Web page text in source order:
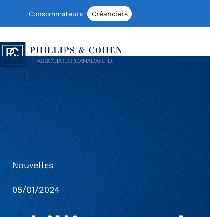
Consommateurs Créanciers
Phillips & Cohen Associates
Nouvelles
05/01/2024